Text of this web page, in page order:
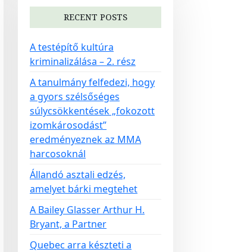
RECENT POSTS
A testépítő kultúra
kriminalizálása – 2. rész
A tanulmány felfedezi, hogy
a gyors szélsőséges
súlycsökkentések „fokozott
izomkárosodást”
eredményeznek az MMA
harcosoknál
Állandó asztali edzés,
amelyet bárki megtehet
A Bailey Glasser Arthur H.
Bryant, a Partner
Quebec arra készteti a